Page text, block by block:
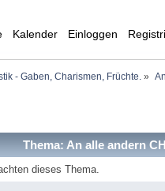
Kalender Einloggen
- Gaben, Charismen, Früchte. »
Thema: An alle andern
dieses Thema.